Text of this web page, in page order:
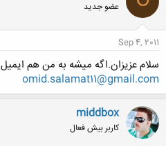
عضو جدید
Sep 4, 2011
سلام عزیزان.اگه میشه به من هم
omid.salamat11@gmail.com
middbox
کاربر بیش فعال